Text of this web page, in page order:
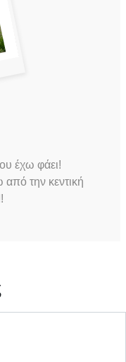
έχω φάει!
την κεντική